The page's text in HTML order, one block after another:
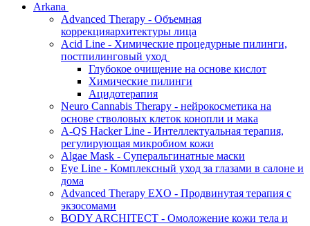
Arkana
Advanced Therapy - Объемная
коррекцияархитектуры лица
Acid Line - Химические процедурные пилинги,
постпилинговый уход
Глубокое очищение на основе кислот
Химические пилинги
Ацидотерапия
Neuro Cannabis Therapy - нейрокосметика на
основе стволовых клеток конопли и мака
A-QS Hacker Line - Интеллектуальная терапия,
регулирующая микробиом кожи
Algae Mask - Суперальгинатные маски
Eye Line - Комплексный уход за глазами в салоне и
дома
Advanced Therapy EXO - Продвинутая терапия с
экзосомами
BODY ARCHITECT - Омоложение кожи тела и